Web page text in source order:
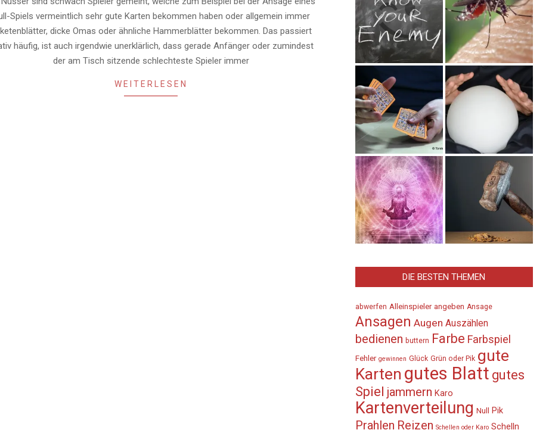
Spiels vermeintlich sehr gute Karten bekommen haben oder allgemein immer
dicke Omas oder ähnliche Hammerblätter bekommen. Das passiert
häufig, ist auch irgendwie unerklärlich, dass gerade Anfänger oder zumindest
der am Tisch sitzende schlechteste Spieler immer
WEITERLESEN
DIE BESTEN THEMEN
abwerfen Alleinspieler angeben Ansage
Ansagen Augen Auszählen
bedienen buttern Farbe Farbspiel
Fehler gewinnen Glück Grün oder Pik gute
Karten gutes Blatt gutes
Spiel jammern Karo
Kartenverteilung Null Pik
Prahlen Reizen Schellen oder Karo Schelln